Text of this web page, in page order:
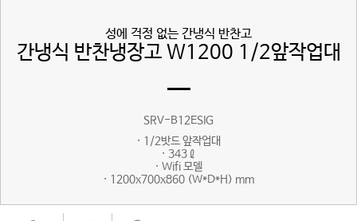
성에 걱정 없는 간냉식 반찬고
간냉식 반찬냉장고 W1200 1/2앞작업대
SRV-B12ESIG
· 1/2밧드 앞작업대
· 343ℓ
· Wifi 모델
· 1200x700x860 (W*D*H) mm